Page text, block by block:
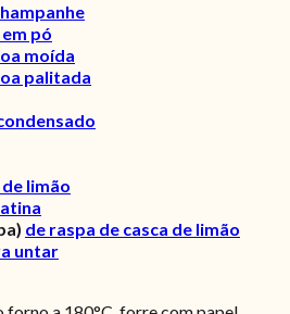
pó
moída
palitada
limão
de raspa de casca de limão
untar